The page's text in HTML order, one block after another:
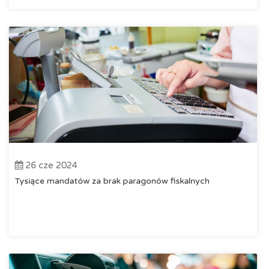
Businesszarówno w wersji podstawowej, jak i z
wszystkimi
dodatkowymi modułami, dzięki czemu możliwe
jest dostosowanie jego funkcjonalności do swoich wymagań.
Wdrażamy również oprogramowanie PC Market firmt
INSOFT oraz inne dedykowane rozwiązania.
26 cze 2024
Tysiące mandatów za brak paragonów fiskalnych